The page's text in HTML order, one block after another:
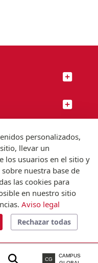
CG
CAMPUS
Fabra
00
personalizados,
llevar un
los usuarios en el sitio y
nuestra base de
las cookies para
en nuestro sitio
Aviso legal
Rechazar todas